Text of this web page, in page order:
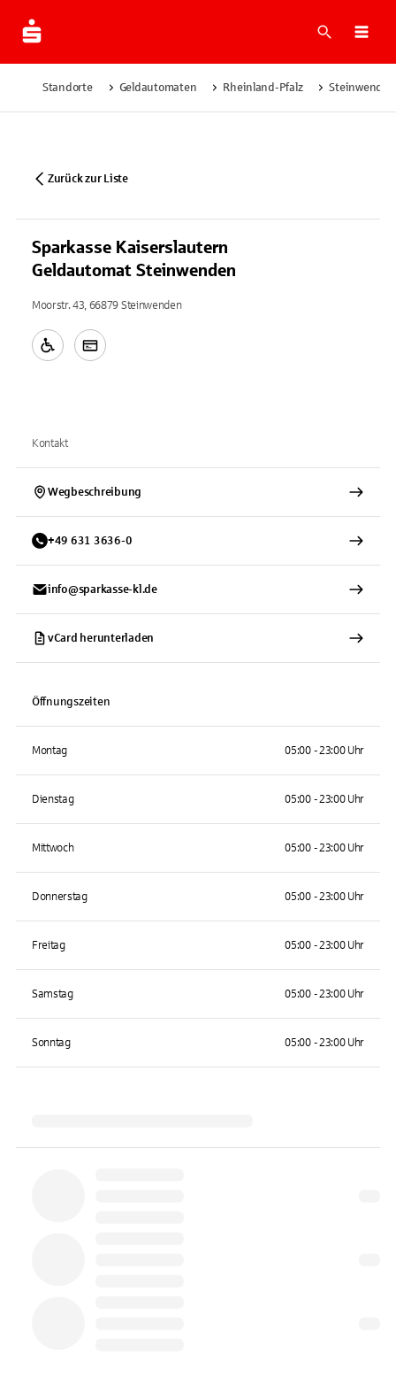
Suche
Standorte Geldautomaten Rheinland-Pfalz Steinwenden
Zurück zur Liste
Sparkasse Kaiserslautern
Geldautomat Steinwenden
Moorstr. 43, 66879 Steinwenden
Kontakt
Wegbeschreibung
+49 631 3636-0
info@sparkasse-kl.de
vCard herunterladen
Öffnungszeiten
Montag 05:00 - 23:00 Uhr
Dienstag 05:00 - 23:00 Uhr
Mittwoch 05:00 - 23:00 Uhr
Donnerstag 05:00 - 23:00 Uhr
Freitag 05:00 - 23:00 Uhr
Samstag 05:00 - 23:00 Uhr
Sonntag 05:00 - 23:00 Uhr